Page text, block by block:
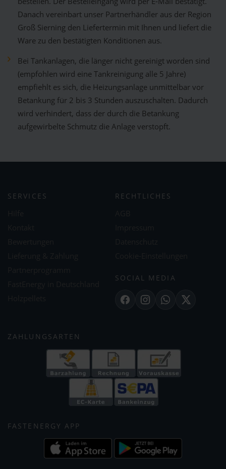
Danach vereinbart unser Partnerhändler aus der Region
Groß Sierning den Liefertermin mit Ihnen und liefert die
Ware zu den bestätigten Konditionen aus.
Bei Tankanlagen, die länger nicht gereinigt worden sind
(empfohlen wird eine Tankreinigung alle 5 Jahre)
empfiehlt es sich, die Heizungsanlage unmittelbar vor
Betankung für 2 bis 3 Stunden auszuschalten. Dadurch
wird verhindert, dass der durch die Betankung
aufgewirbelte Schmutz die Anlage verstopft.
SERVICES RECHTLICHES
SOCIAL MEDIA
FacebookInstagramWhatsApp
X
ZAHLUNGSARTEN
FASTENERGY APP